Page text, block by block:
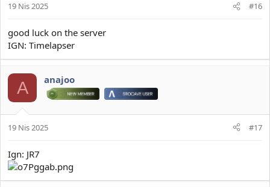
19 Nis 2025 #16
good luck on the server
IGN: Timelapser
A anajoo
19 Nis 2025 #17
Ign: JR7